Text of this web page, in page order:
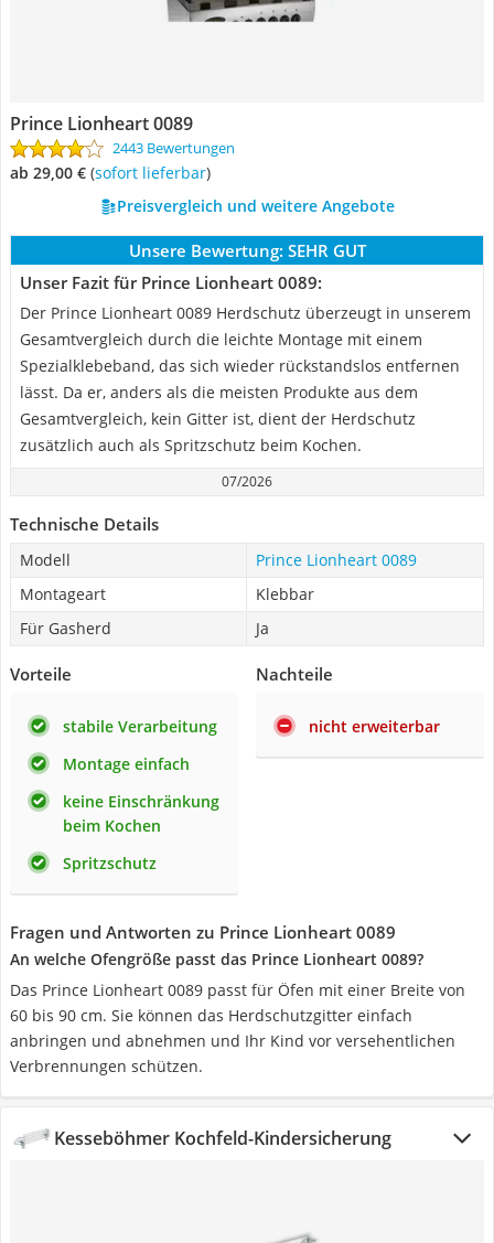
Prince Lionheart 0089
2443 Bewertungen
ab 29,00 € ( Sofort lieferbar)
Preisvergleich und weitere Angebote
Unsere Bewertung: SEHR GUT
Unser Fazit für Prince Lionheart 0089:
Der Prince Lionheart 0089 Herdschutz überzeugt in unserem
Gesamtvergleich durch die leichte Montage mit einem
Spezialklebeband, das sich wieder rückstandslos entfernen
lässt. Da er, anders als die meisten Produkte aus dem
Gesamtvergleich, kein Gitter ist, dient der Herdschutz
zusätzlich auch als Spritzschutz beim Kochen.
07/2026
Technische Details
Modell
Prince Lionheart 0089
Montageart
Klebbar
Für Gasherd
Ja
Vorteile
stabile Verarbeitung
Montage einfach
keine Einschränkung
beim Kochen
Spritzschutz
Nachteile
nicht erweiterbar
Fragen und Antworten zu Prince Lionheart 0089
An welche Ofengröße passt das Prince Lionheart 0089?
Das Prince Lionheart 0089 passt für Öfen mit einer Breite von
60 bis 90 cm. Sie können das Herdschutzgitter einfach
anbringen und abnehmen und Ihr Kind vor versehentlichen
Verbrennungen schützen.
Kesseböhmer Kochfeld-Kindersicherung